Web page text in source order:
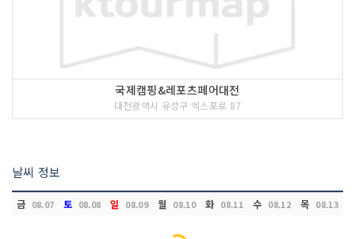
국제캠핑&레포츠페어대전
대전광역시 유성구 엑스포로 87
날씨 정보
금 08.07 토 08.08 일 08.09 월 08.10 화 08.11 수 08.12 목 08.13